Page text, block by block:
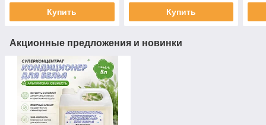
Купить Купить
Акционные предложения и новинки